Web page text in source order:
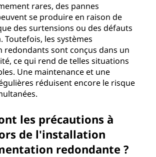
rares, des pannes
se produire en raison de
des surtensions ou des défauts
Toutefois, les systèmes
redondants sont conçus dans un
ce qui rend de telles situations
Une maintenance et une
réduisent encore le risque
les précautions à
de l'installation
redondante ?